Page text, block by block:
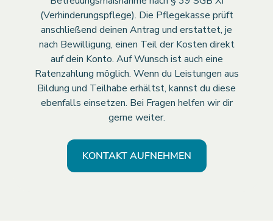
(Verhinderungspflege). Die Pflegekasse prüft
anschließend deinen Antrag und erstattet, je
nach Bewilligung, einen Teil der Kosten direkt
auf dein Konto. Auf Wunsch ist auch eine
Ratenzahlung möglich. Wenn du Leistungen aus
Bildung und Teilhabe erhältst, kannst du diese
ebenfalls einsetzen. Bei Fragen helfen wir dir
gerne weiter.
KONTAKT AUFNEHMEN